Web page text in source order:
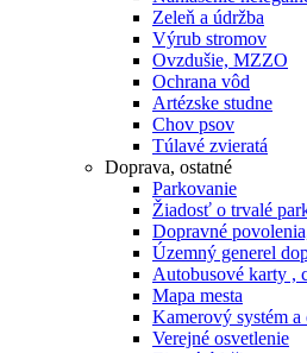
Zeleň a údržba
Výrub stromov
Ovzdušie, MZZO
Ochrana vôd
Artézske studne
Chov psov
Túlavé zvieratá
Doprava, ostatné
Parkovanie
Žiadosť o trvalé
Dopravné
Územný generel
Autobusové karty ,
Mapa mesta
Kamerový systém a
Verejné osvetlenie